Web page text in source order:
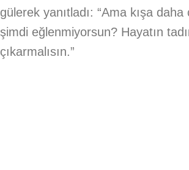
gülerek yanıtladı: “Ama kışa
şimdi eğlenmiyorsun? Hayatın
çıkarmalısın.”